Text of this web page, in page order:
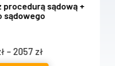
sądową +
– 2057złZakres
cen: